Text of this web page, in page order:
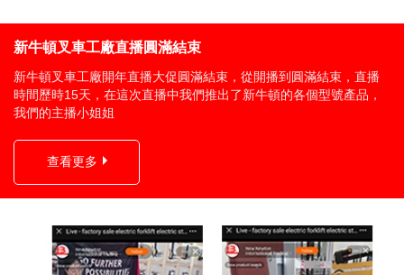
新牛頓叉車工廠直播圓滿結束
新牛頓叉車工廠開年直播大促圓滿結束，從開播到圓滿結束，直播
時間歷時15天，在這次直播中我們推出了新牛頓的各個型號產品，
我們的主播小姐姐
查看更多